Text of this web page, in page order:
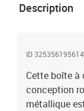
Description
ID
Cette boîte à
conception
métallique